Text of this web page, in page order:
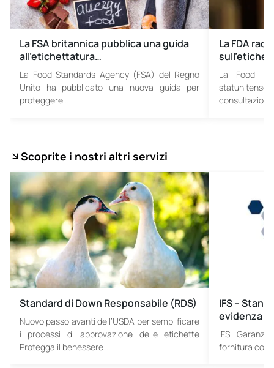
La FSA britannica pubblica una guida
all’etichettatura…
La Food Standards Agency (FSA) del Regno
Unito ha pubblicato una nuova guida per
proteggere…
La FDA
La Food
statunitense
Scoprite i nostri altri servizi
Standard di Down Responsabile (RDS)
Nuovo passo avanti dell’USDA per semplificare
i processi di approvazione delle etichette
Protegga il benessere…
IFS –
evidenza
IFS
fornitura con